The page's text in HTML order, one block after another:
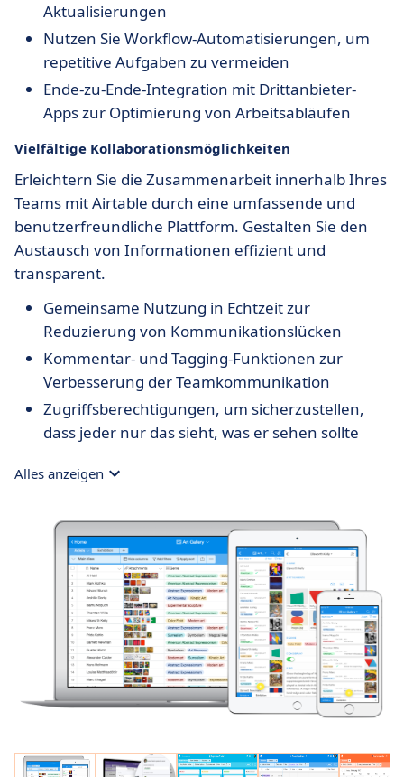
Aktualisierungen
Nutzen Sie Workflow-Automatisierungen, um
repetitive Aufgaben zu vermeiden
Ende-zu-Ende-Integration mit Drittanbieter-
Apps zur Optimierung von Arbeitsabläufen
Vielfältige Kollaborationsmöglichkeiten
Erleichtern Sie die Zusammenarbeit innerhalb Ihres
Teams mit Airtable durch eine umfassende und
benutzerfreundliche Plattform. Gestalten Sie den
Austausch von Informationen effizient und
transparent.
Gemeinsame Nutzung in Echtzeit zur
Reduzierung von Kommunikationslücken
Kommentar- und Tagging-Funktionen zur
Verbesserung der Teamkommunikation
Zugriffsberechtigungen, um sicherzustellen,
dass jeder nur das sieht, was er sehen sollte
Alles anzeigen